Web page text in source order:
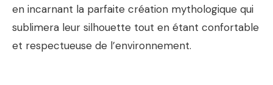
en incarnant la parfaite création mythologique qui
sublimera leur silhouette tout en étant confortable
et respectueuse de l’environnement.